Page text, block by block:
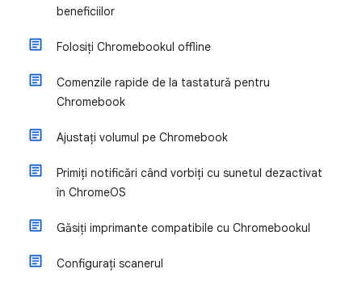
beneficiilor
Folosiți Chromebookul offline
Comenzile rapide de la tastatură pentru
Chromebook
Ajustați volumul pe Chromebook
Primiți notificări când vorbiți cu sunetul dezactivat
în ChromeOS
Găsiți imprimante compatibile cu Chromebookul
Configurați scanerul